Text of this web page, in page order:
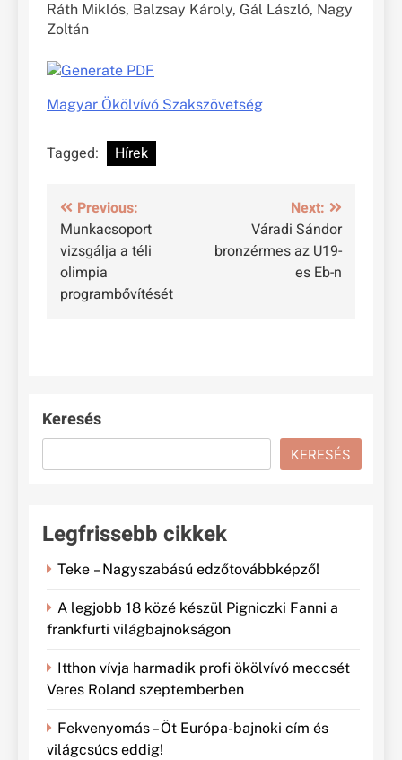
Ráth Miklós, Balzsay Károly, Gál László, Nagy
Zoltán
Magyar Ökölvívó Szakszövetség
Tagged: Hírek
Bejegyzés
navigáció
Previous:
Munkacsoport
vizsgálja a téli
olimpia
programbővítését
Next:
Váradi Sándor
bronzérmes az U19-
es Eb-n
Keresés
KERESÉS
Legfrissebb cikkek
Teke – Nagyszabású edzőtovábbképző!
A legjobb 18 közé készül Pigniczki Fanni a
frankfurti világbajnokságon
Itthon vívja harmadik profi ökölvívó meccsét
Veres Roland szeptemberben
Fekvenyomás – Öt Európa-bajnoki cím és
világcsúcs eddig!